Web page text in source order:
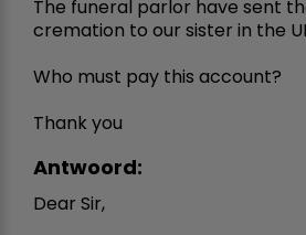
The funeral parlor have sent
cremation to our sister in the
Who must pay this account?
Thank you
Antwoord:
Dear Sir,